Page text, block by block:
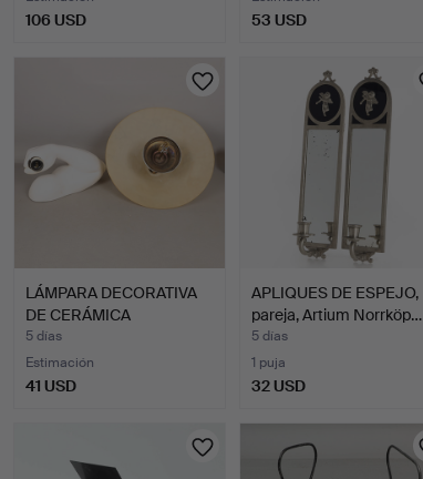
106 USD 53 USD
LÁMPARA DECORATIVA
DE CERÁMICA
ESMALTADA E…
5 días
Estimación
41 USD
APLIQUES DE ESPEJO,
pareja, Artium Norrköp…
5 días
1 puja
32 USD